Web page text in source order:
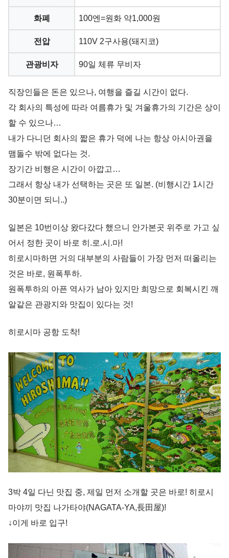
화폐 100엔=원화 약1,000원
전압 110V 2구사용(돼지코)
관광비자 90일 체류 무비자
직장인들은 돈은 있으나, 여행을 즐길 시간이 없다.
각 회사의 특성에 따라 여름휴가 및 겨울휴가의 기간은 상이
할 수 있으나…
내가 다니던 회사의 짧은 휴가 덕에 나는 항상 아시아권을
맴돌수 밖에 없다는 것.
장기간 비행은 시간이 아깝고…
그래서 항상 내가 선택하는 곳은 또 일본. (비행시간 1시간
30분이면 되니..)
일본은 10번이상 왔다갔다 했으니 안가본곳 위주로 가고 싶
어서 정한 곳이 바로 히.로.시.마!
히로시마하면 거의 대부분의 사람들이 가장 먼저 떠올리는
것은 바로, 원폭투하.
원폭투하의 아픈 역사가 남아 있지만 희망으로 회복시킨 깨
알같은 관광지와 맛집이 있다는 것!
히로시마 공항 도착!
3박 4일 다닌 맛집 중, 제일 먼저 소개할 곳은 바로! 히로시
마야끼 맛집 나가타야(NAGATA-YA,長田屋)!
↓이게 바로 입구!